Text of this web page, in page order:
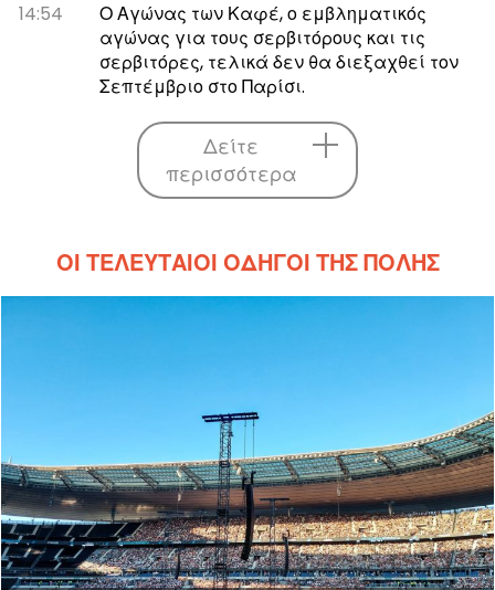
14:54
Ο Αγώνας των Καφέ, ο εμβληματικός
αγώνας για τους σερβιτόρους και τις
σερβιτόρες, τελικά δεν θα διεξαχθεί τον
Σεπτέμβριο στο Παρίσι.
Δείτε
περισσότερα
ΟΙ ΤΕΛΕΥΤΑΊΟΙ ΟΔΗΓΟΊ ΤΗΣ ΠΌΛΗΣ